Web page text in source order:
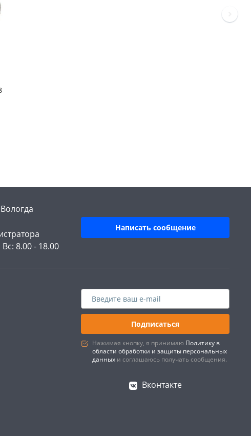
8.00 - 18.00
Написать сообщение
Подписаться
Нажимая кнопку, я принимаю Политику в
области обработки и защиты персональных
данных и соглашаюсь получать сообщения.
Вконтакте